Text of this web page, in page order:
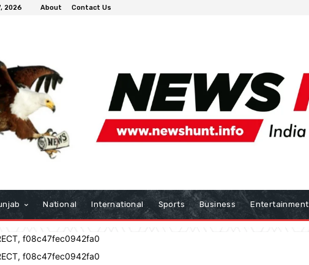
2026 About Contact Us
National International Sports Business Entertainment
f08c47fec0942fa0
f08c47fec0942fa0